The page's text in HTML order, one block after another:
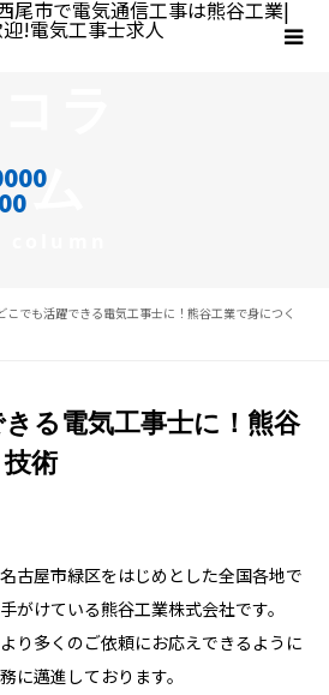
ム
こでも活躍できる電気工事士に！熊谷工業で身につく
る電気工事士に！熊谷
術
古屋市緑区をはじめとした全国各地で
がけている熊谷工業株式会社です。
り多くのご依頼にお応えできるように
に邁進しております。